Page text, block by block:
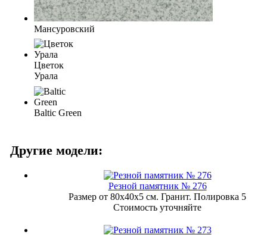
Мансуровский
Цветок
Урала
Baltic Green
Другие модели:
Резной памятник № 276
Размер от 80х40х5 см. Гранит. Полировка 5
Стоимость уточняйте